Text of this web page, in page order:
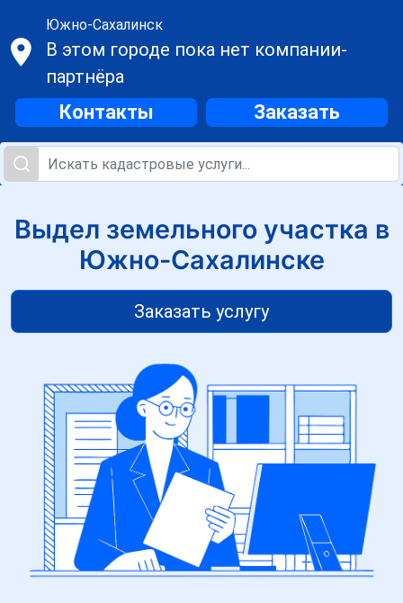
Южно-Сахалинск
В этом городе пока нет компании-
партнёра
Контакты Заказать
Выдел земельного участка в
Южно-Сахалинске
Заказать услугу